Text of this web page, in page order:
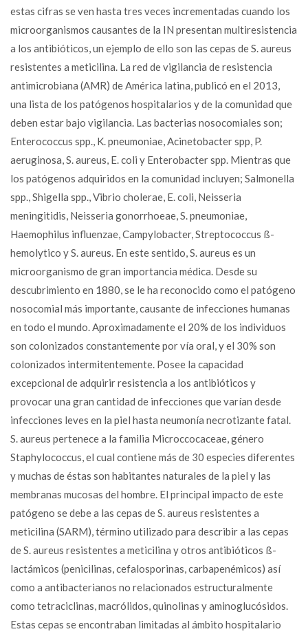
estas cifras se ven hasta tres veces incrementadas cuando los
microorganismos causantes de la IN presentan multiresistencia
a los antibióticos, un ejemplo de ello son las cepas de S. aureus
resistentes a meticilina. La red de vigilancia de resistencia
antimicrobiana (AMR) de América latina, publicó en el 2013,
una lista de los patógenos hospitalarios y de la comunidad que
deben estar bajo vigilancia. Las bacterias nosocomiales son;
Enterococcus spp., K. pneumoniae, Acinetobacter spp, P.
aeruginosa, S. aureus, E. coli y Enterobacter spp. Mientras que
los patógenos adquiridos en la comunidad incluyen; Salmonella
spp., Shigella spp., Vibrio cholerae, E. coli, Neisseria
meningitidis, Neisseria gonorrhoeae, S. pneumoniae,
Haemophilus influenzae, Campylobacter, Streptococcus ß-
hemolytico y S. aureus. En este sentido, S. aureus es un
microorganismo de gran importancia médica. Desde su
descubrimiento en 1880, se le ha reconocido como el patógeno
nosocomial más importante, causante de infecciones humanas
en todo el mundo. Aproximadamente el 20% de los individuos
son colonizados constantemente por vía oral, y el 30% son
colonizados intermitentemente. Posee la capacidad
excepcional de adquirir resistencia a los antibióticos y
provocar una gran cantidad de infecciones que varían desde
infecciones leves en la piel hasta neumonía necrotizante fatal.
S. aureus pertenece a la familia Microccocaceae, género
Staphylococcus, el cual contiene más de 30 especies diferentes
y muchas de éstas son habitantes naturales de la piel y las
membranas mucosas del hombre. El principal impacto de este
patógeno se debe a las cepas de S. aureus resistentes a
meticilina (SARM), término utilizado para describir a las cepas
de S. aureus resistentes a meticilina y otros antibióticos ß-
lactámicos (penicilinas, cefalosporinas, carbapenémicos) así
como a antibacterianos no relacionados estructuralmente
como tetraciclinas, macrólidos, quinolinas y aminoglucósidos.
Estas cepas se encontraban limitadas al ámbito hospitalario